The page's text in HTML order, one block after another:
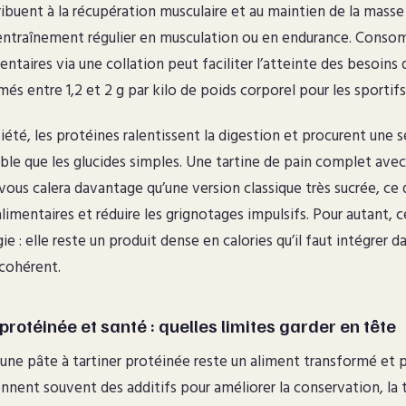
à la récupération musculaire et au maintien de la
régulier en musculation ou en endurance.
via une collation peut faciliter l’atteinte des besoins
entre 1,2 et 2 g par kilo de poids corporel pour les
les protéines ralentissent la digestion et procurent une
que les glucides simples. Une tartine de pain complet
calera davantage qu’une version classique très sucrée, ce
et réduire les grignotages impulsifs. Pour
: elle reste un produit dense en calories qu’il faut intégrer
et santé : quelles limites garder en tête
pâte à tartiner protéinée reste un aliment transformé et
souvent des additifs pour améliorer la conservation, la